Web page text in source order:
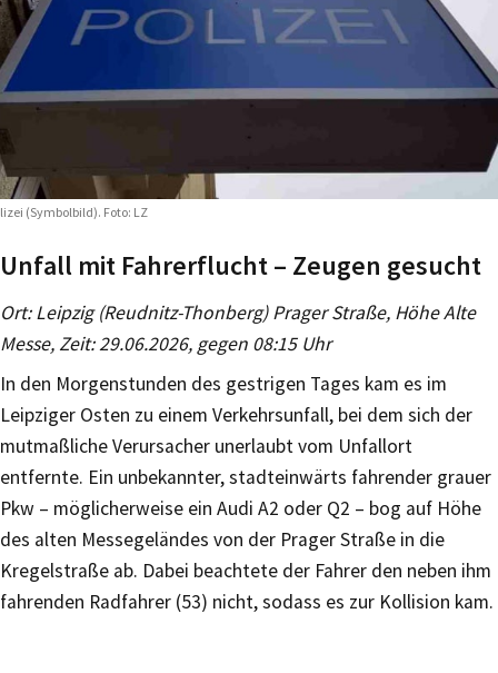
(Symbolbild). Foto: LZ
Unfall mit Fahrerflucht – Zeugen gesucht
Ort: Leipzig (Reudnitz-Thonberg) Prager Straße, Höhe Alte
Messe, Zeit: 29.06.2026, gegen 08:15 Uhr
In den Morgenstunden des gestrigen Tages kam es im
Leipziger Osten zu einem Verkehrsunfall, bei dem sich der
mutmaßliche Verursacher unerlaubt vom Unfallort
entfernte. Ein unbekannter, stadteinwärts fahrender grauer
Pkw – möglicherweise ein Audi A2 oder Q2 – bog auf Höhe
des alten Messegeländes von der Prager Straße in die
Kregelstraße ab. Dabei beachtete der Fahrer den neben ihm
fahrenden Radfahrer (53) nicht, sodass es zur Kollision kam.